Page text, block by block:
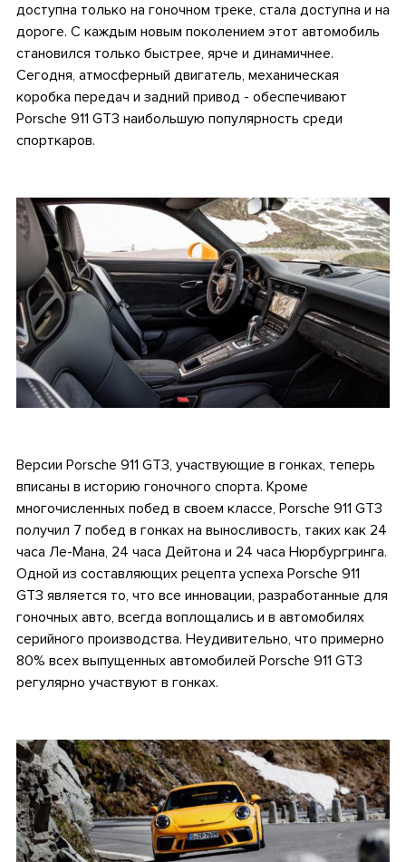
доступна только на гоночном треке, стала доступна и на
дороге. С каждым новым поколением этот автомобиль
становился только быстрее, ярче и динамичнее.
Сегодня, атмосферный двигатель, механическая
коробка передач и задний привод - обеспечивают
Porsche 911 GT3 наибольшую популярность среди
спорткаров.
Версии Porsche 911 GT3, участвующие в гонках, теперь
вписаны в историю гоночного спорта. Кроме
многочисленных побед в своем классе, Porsche 911 GT3
получил 7 побед в гонках на выносливость, таких как 24
часа Ле-Мана, 24 часа Дейтона и 24 часа Нюрбургринга.
Одной из составляющих рецепта успеха Porsche 911
GT3 является то, что все инновации, разработанные для
гоночных авто, всегда воплощались и в автомобилях
серийного производства. Неудивительно, что примерно
80% всех выпущенных автомобилей Porsche 911 GT3
регулярно участвуют в гонках.